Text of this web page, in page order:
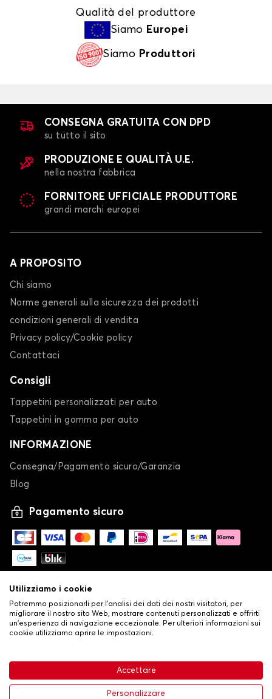
63,99 € Aggiungi al carrello
Qualità del produttore
Siamo Europei
Siamo Produttori
CONSEGNA GRATUITA CON DPD
su tutto il sito
PRODUZIONE E QUALITÀ U.E.
nella nostra fabbrica
FORNITORE UFFICIALE PRODUTTORE
grandi marchi europei
A PROPOSITO
Chi siamo
Norme generali sulla sicurezza dei prodotti
condizioni generali di vendita
Privacy policy/Cookie policy
Contattaci
Consigli
Tappetini personalizzati per auto
Tappetini in gomma per auto
INFORMAZIONE
Consegna/Pagamento sicuro/Garanzia
Blog
Pagamento sicuro
Condizioni generali di vendita•
Politica sulla privacy e sui cookie•Livraison
Utilizziamo i cookie
Potremmo posizionarli per l'analisi dei dati dei nostri visitatori, per
migliorare il nostro sito Web, mostrare contenuti personalizzati e offrirti
un'esperienza di navigazione eccezionale. Per ulteriori informazioni sui
cookie utilizziamo aprire le impostazioni.
Accettare
Personalizzare